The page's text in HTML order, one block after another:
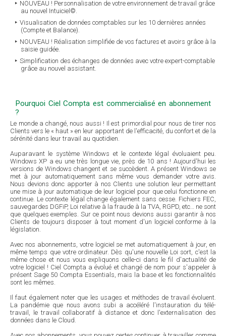
NOUVEAU ! Personnalisation de votre environnement de travail grâce
au nouvel Intuiciel©.
Visualisation de données comptables sur les 10 dernières années
(Compte et Balance).
NOUVEAU ! Réalisation simplifiée de vos factures et avoirs grâce à la
saisie guidée.
Simplification des échanges de données avec votre expert-comptable
grâce au nouvel assistant.
Pourquoi Ciel Compta est commercialisé en abonnement
?
Le monde a changé, nous aussi ! Il est primordial pour nous de tirer nos
Clients vers le « haut » en leur apportant de l'efficacité, du confort et de la
sérénité dans leur travail au quotidien.
Auparavant le système Windows et le contexte légal évoluaient peu.
Windows XP a eu une très longue vie, près de 10 ans ! Aujourd'hui les
versions de Windows changent et se succèdent. A présent Windows se
met à jour automatiquement sans même vous demander votre avis.
Nous devions donc apporter à nos Clients une solution leur permettant
une mise à jour automatique de leur logiciel pour que celui fonctionne en
continue. Le contexte légal change également sans cesse. Fichiers FEC,
sauvegardes DGFiP, Loi relative à la fraude à la TVA, RGPD, etc… ne sont
que quelques exemples. Sur ce point nous devions aussi garantir à nos
Clients de toujours disposer à tout moment d'un logiciel conforme à la
législation.
Avec nos abonnements, votre logiciel se met automatiquement à jour, en
même temps que votre ordinateur. Dès qu'une nouvelle Loi sort, c'est la
même chose et nous vous expliquons celle-ci dans le fil d'actualité de
votre logiciel ! Ciel Compta a évolué et changé de nom pour s'appeler à
présent Sage 50 Compta Essentials, mais la base et les fonctionnalités
sont les mêmes.
Il faut également noter que les usages et méthodes de travail évoluent.
La pandémie que nous avons subi a accéléré l'instauration du télé-
travail, le travail collaboratif à distance et donc l'externalisation des
données dans le Cloud.